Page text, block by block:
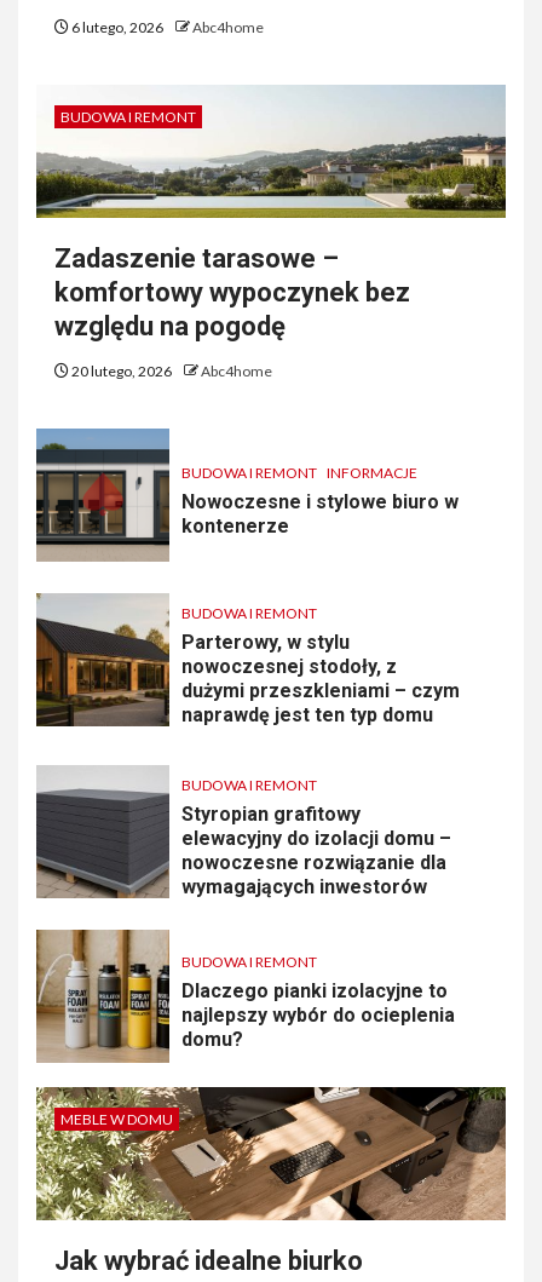
6 lutego, 2026 Abc4home
BUDOWA I REMONT
Zadaszenie tarasowe –
komfortowy wypoczynek bez
względu na pogodę
20 lutego, 2026 Abc4home
BUDOWA I REMONT INFORMACJE
Nowoczesne i stylowe biuro w
kontenerze
BUDOWA I REMONT
Parterowy, w stylu
nowoczesnej stodoły, z
dużymi przeszkleniami – czym
naprawdę jest ten typ domu
BUDOWA I REMONT
Styropian grafitowy
elewacyjny do izolacji domu –
nowoczesne rozwiązanie dla
wymagających inwestorów
BUDOWA I REMONT
Dlaczego pianki izolacyjne to
najlepszy wybór do ocieplenia
domu?
MEBLE W DOMU
Jak wybrać idealne biurko